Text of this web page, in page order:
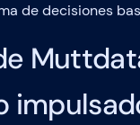
de decisiones